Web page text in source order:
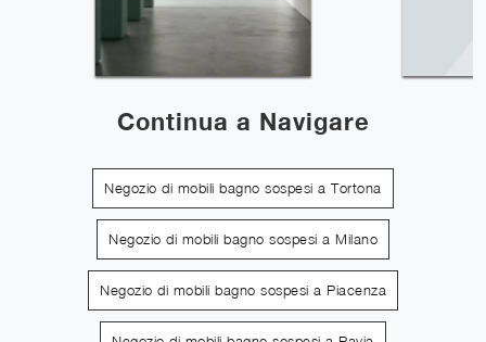
Continua a Navigare
Negozio di mobili bagno sospesi a Tortona
Negozio di mobili bagno sospesi a Milano
Negozio di mobili bagno sospesi a Piacenza